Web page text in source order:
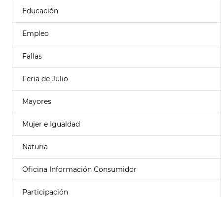
Educación
Empleo
Fallas
Feria de Julio
Mayores
Mujer e Igualdad
Naturia
Oficina Información Consumidor
Participación